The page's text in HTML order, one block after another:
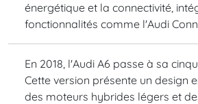
énergétique et la connectivité,
fonctionnalités comme l'Audi
En 2018, l'Audi A6 passe à sa
Cette version présente un design
des moteurs hybrides légers et